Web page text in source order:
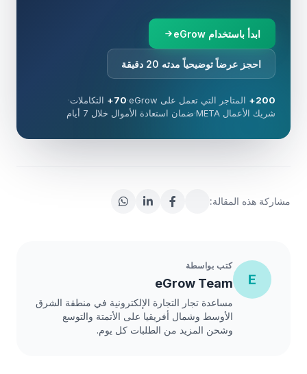
ابدأ باستخدام eGrow
احجز عرضاً توضيحياً مدته 20 دقيقة
200+ المتاجر التي تعمل على eGrow ·
70+ التكاملات·
شريك الأعمال META
·ضمان استعادة الأموال خلال 7 أيام
مشاركة هذه المقالة:
E
كتب بواسطة
eGrow Team
مساعدة تجار التجارة الإلكترونية في منطقة الشرق
الأوسط وشمال أفريقيا على الأتمتة والتوسع
وشحن المزيد من الطلبات كل يوم.